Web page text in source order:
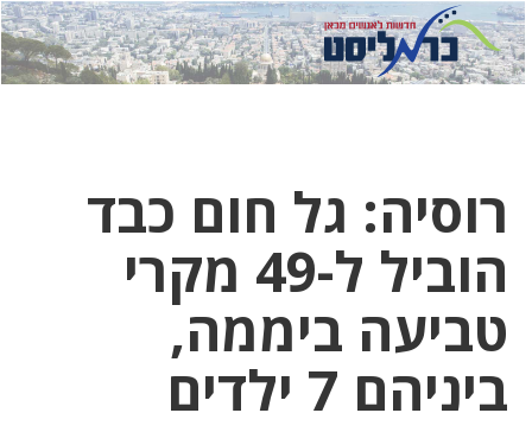
לחץ
כאן
לחץ
כדי
רוסיה: גל חום כבד
הוביל ל-49 מקרי
טביעה ביממה,
ביניהם 7 ילדים